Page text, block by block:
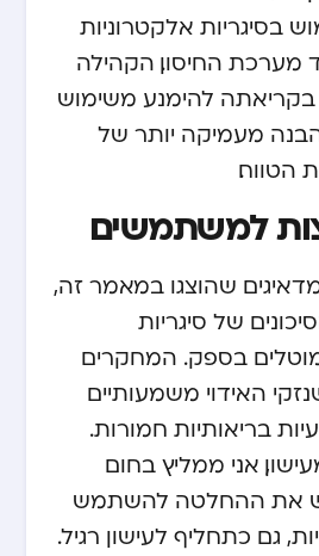
בסיגריות אלקטרוניות
מערכת החיסון. הקהילה
להימנע משימוש
מעמיקה יותר של
הטווח.
למשתמשים
שהוצגו במאמר זה,
של סיגריות
מוטלים בספק. המחקרים
האידוי משמעותיים
בריאותיות חמורות.
אני ממליץ בחום
את ההחלטה להשתמש
גם כתחליף לעישון רגיל.